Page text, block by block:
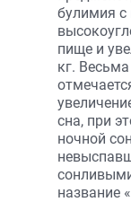
булимия с
пище и
кг.
сна, при
ночной
название